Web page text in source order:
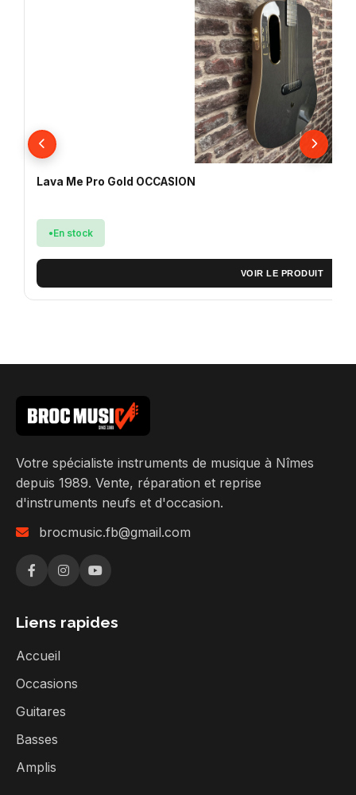
Lava Me Pro Gold OCCASION
En stock
VOIR LE PRODUIT
Votre spécialiste instruments de musique à Nîmes
depuis 1989. Vente, réparation et reprise
d'instruments neufs et d'occasion.
brocmusic.fb@gmail.com
Liens rapides
Accueil
Occasions
Guitares
Basses
Amplis